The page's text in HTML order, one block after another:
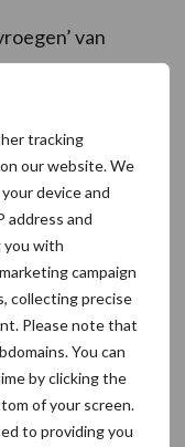
tracking
our website. We
device and
address and
you with
campaign
collecting precise
Please note that
You can
by clicking the
of your screen.
to providing you
van
is
gronden: